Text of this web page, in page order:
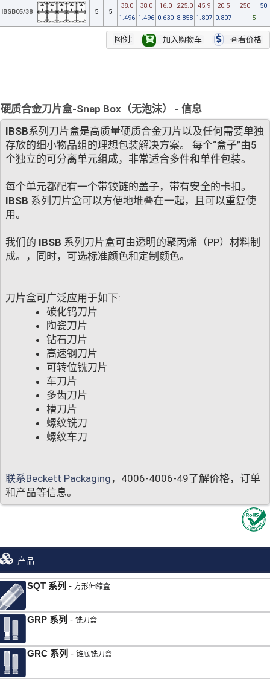
IBSB05/38 5 5
38.0
1.496
38.0
1.496
16.0
0.630
225.0
8.858
45.9
1.807
20.5
0.807
250
50
5
图例: - 加入购物车 - 查看价格
硬质合金刀片盒-Snap Box（无泡沫） - 信息
IBSB系列刀片盒是高质量硬质合金刀片以及任何需要单独
存放的细小物品组的理想包装解决方案。 每个“盒子”由5
个独立的可分离单元组成，非常适合多件和单件包装。
每个单元都配有一个带铰链的盖子，带有安全的卡扣。
IBSB 系列刀片盒可以方便地堆叠在一起，且可以重复使
用。
我们的 IBSB 系列刀片盒可由透明的聚丙烯（PP）材料制
成。，同时，可选标准颜色和定制颜色。
刀片盒可广泛应用于如下:
碳化钨刀片
陶瓷刀片
钻石刀片
高速钢刀片
可转位铣刀片
车刀片
多齿刀片
槽刀片
螺纹铣刀
螺纹车刀
联系Beckett Packaging ，4006-4006-49了解价格，订单
和产品等信息。
产品
SQT 方形伸缩盒
GRP 铣刀盒
GRC 锥底铣刀盒